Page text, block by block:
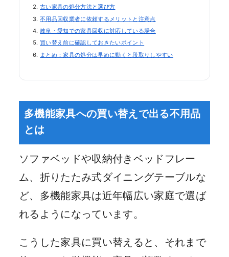
古い家具の処分方法と選び方
不用品回収業者に依頼するメリットと注意点
岐阜・愛知での家具回収に対応している場合
買い替え前に確認しておきたいポイント
まとめ：家具の処分は早めに動くと段取りしやすい
多機能家具への買い替えで出る不用品
とは
ソファベッドや収納付きベッドフレー
ム、折りたたみ式ダイニングテーブルな
ど、多機能家具は近年幅広い家庭で選ば
れるようになっています。
こうした家具に買い替えると、それまで